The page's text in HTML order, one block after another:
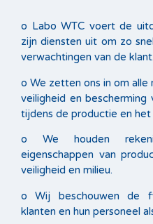
o Labo WTC voert de
zijn diensten uit om zo
verwachtingen van de klant.
o We zetten ons in om
veiligheid en
tijdens de productie en
o We houden
eigenschappen van
veiligheid en milieu.
o Wij beschouwen de
klanten en hun personeel